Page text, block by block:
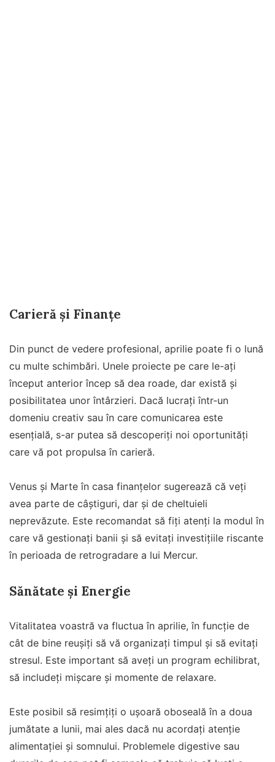
Carieră și Finanțe
Din punct de vedere profesional, aprilie poate fi o lună
cu multe schimbări. Unele proiecte pe care le-ați
început anterior încep să dea roade, dar există și
posibilitatea unor întârzieri. Dacă lucrați într-un
domeniu creativ sau în care comunicarea este
esențială, s-ar putea să descoperiți noi oportunități
care vă pot propulsa în carieră.
Venus și Marte în casa finanțelor sugerează că veți
avea parte de câștiguri, dar și de cheltuieli
neprevăzute. Este recomandat să fiți atenți la modul în
care vă gestionați banii și să evitați investițiile riscante
în perioada de retrogradare a lui Mercur.
Sănătate și Energie
Vitalitatea voastră va fluctua în aprilie, în funcție de
cât de bine reușiți să vă organizați timpul și să evitați
stresul. Este important să aveți un program echilibrat,
să includeți mișcare și momente de relaxare.
Este posibil să resimțiți o ușoară oboseală în a doua
jumătate a lunii, mai ales dacă nu acordați atenție
alimentației și somnului. Problemele digestive sau